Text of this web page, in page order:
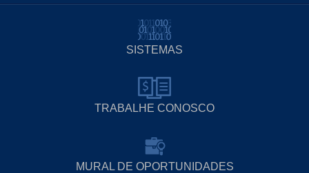
SISTEMAS
TRABALHE CONOSCO
MURAL DE OPORTUNIDADES